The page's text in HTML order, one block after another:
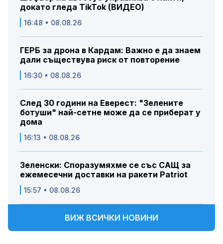
докато гледа TikTok (ВИДЕО)
16:48 • 08.08.26
ГЕРБ за дрона в Кардам: Важно е да знаем
дали съществува риск от повторение
16:30 • 08.08.26
След 30 години на Еверест: "Зелените
ботуши" най-сетне може да се приберат у
дома
16:13 • 08.08.26
Зеленски: Споразумяхме се със САЩ за
ежемесечни доставки на ракети Patriot
15:57 • 08.08.26
ВИЖ ВСИЧКИ НОВИНИ